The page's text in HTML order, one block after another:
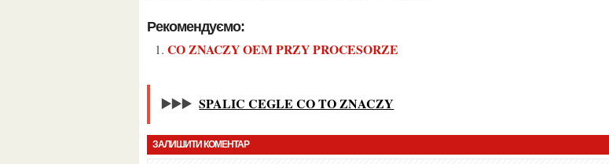
Рекомендуємо:
CO ZNACZY OEM PRZY PROCESORZE
▶️▶️▶️ SPALIC CEGLE CO TO ZNACZY
ЗАЛИШИТИ КОМЕНТАР